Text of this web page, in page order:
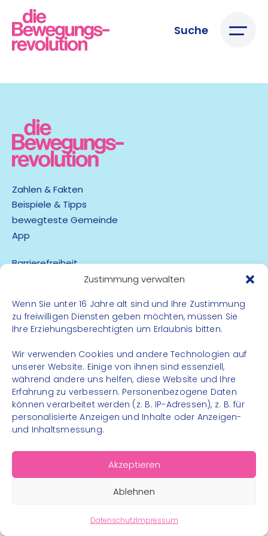
Zustimmung verwalten
Wenn Sie unter 16 Jahre alt sind und Ihre Zustimmung
zu freiwilligen Diensten geben möchten, müssen Sie
Ihre Erziehungsberechtigten um Erlaubnis bitten.
Wir verwenden Cookies und andere Technologien auf
unserer Website. Einige von ihnen sind essenziell,
während andere uns helfen, diese Website und Ihre
Erfahrung zu verbessern. Personenbezogene Daten
können verarbeitet werden (z. B. IP-Adressen), z. B. für
personalisierte Anzeigen und Inhalte oder Anzeigen-
und Inhaltsmessung.
Akzeptieren
Ablehnen
DatenschutzImpressum
Suche
Zahlen & Fakten
Beispiele & Tipps
bewegteste Gemeinde
App
Barrierefreiheit
Kontakt
Instagram
Facebook
© 2026 – Bewegungsland Steiermark gGmbH - Alle